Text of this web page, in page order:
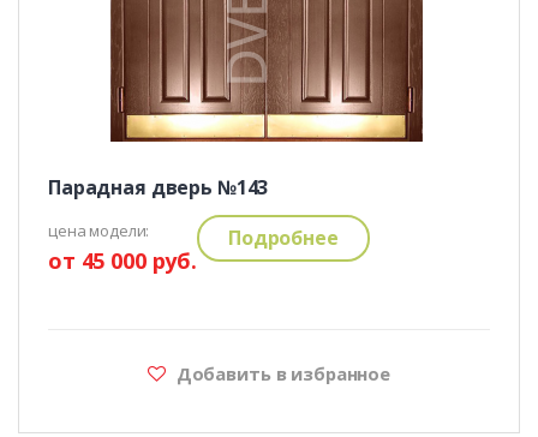
Парадная дверь №143
цена модели:
от 45 000 руб.
Подробнее
Добавить в избранное